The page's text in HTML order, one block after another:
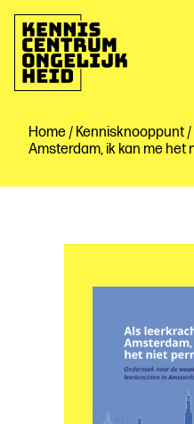
naar
inhoud
Home / Kennisknooppunt
Amsterdam, ik kan me het